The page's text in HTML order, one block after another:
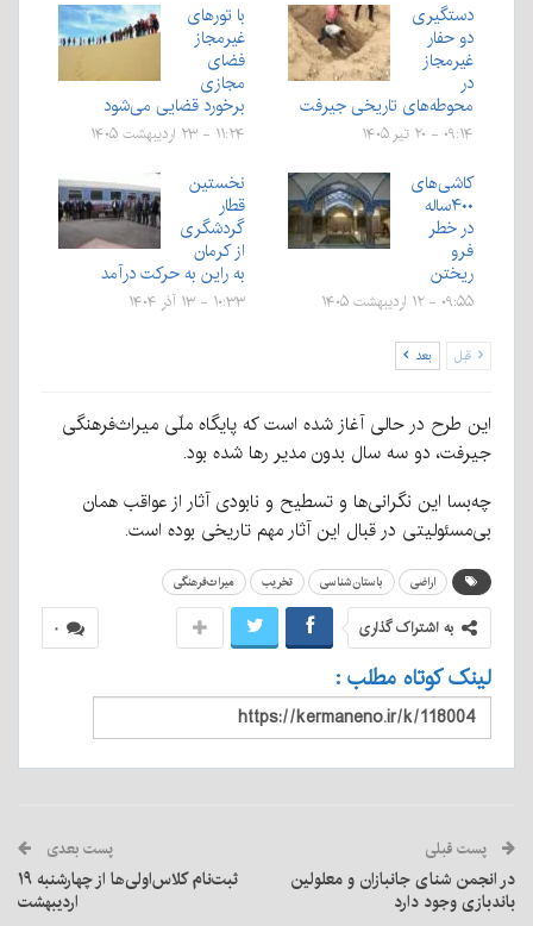
دستگیری
دو حفار
غیرمجاز
در
محوطه‌های تاریخی جیرفت
۰۹:۱۴ - ۲۰ تیر ۱۴۰۵
با تورهای
غیرمجاز
فضای
مجازی
برخورد قضایی می‌شود
۱۱:۲۴ - ۲۳ اردیبهشت ۱۴۰۵
کاشی‌های
۴۰۰ساله
در خطر
فرو
ریختن
۰۹:۵۵ - ۱۲ اردیبهشت ۱۴۰۵
نخستین
قطار
گردشگری
از کرمان
به راین به حرکت درآمد
۱۰:۳۳ - ۱۳ آذر ۱۴۰۴
قبل بعد
این طرح در حالی آغاز شده است که پایگاه ملّی میراث‌فرهنگی
جیرفت، دو سه سال بدون مدیر رها شده بود.
چه‌بسا این نگرانی‌ها و تسطیح و نابودی آثار از عواقب همان
بی‌مسئولیتی در قبال این آثار مهم تاریخی بوده است.
اراضی باستان‌شناسی تخریب میراث‌فرهنگی
۰ به اشتراک گذاری
لینک کوتاه مطلب :
پست قبلی
در انجمن شنای جانبازان و معلولین
باندبازی وجود دارد
پست بعدی
ثبت‌نام کلاس‌اولی‌ها از چهارشنبه ۱۹
اردیبهشت